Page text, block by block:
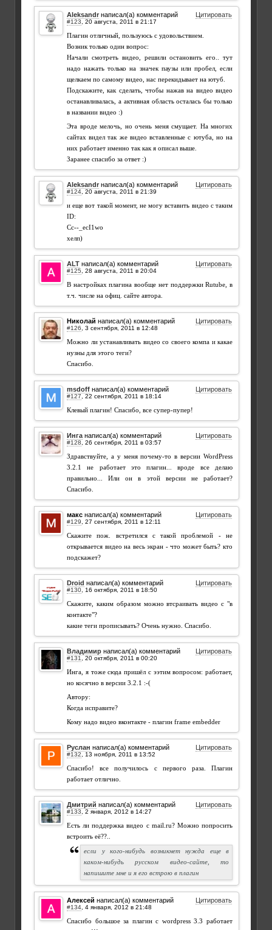
Aleksandr написал(а) комментарий Цитировать
#123
Плагин отличный, пользуюсь с удовольствием.
Возник только один вопрос:
Начали смотреть видео, решили остановить его.. тут
надо нажать только на значек паузы или пробел, если
щелкаем по самому видео, нас перекидывает на ютуб.
Подскажите, как сделать, чтобы нажав на видео видео
останавливалась, а активная область осталась бы только
в названии видео :)
Эта вроде мелочь, но очень меня смущает. На многих
сайтах видел так же видео вставленные с ютуба, но на
них работает именно так как я описал выше.
Заранее спасибо за ответ :)
Aleksandr написал(а) комментарий Цитировать
#124
и еще вот такой момент, не могу вставить видео с таким
ID:
Cc--_ecI1wo
хелп)
ALT написал(а) комментарий Цитировать
#125
В настройках плагина вообще нет поддержки Rutube, в
т.ч. числе на офиц. сайте автора.
Николай написал(а) комментарий Цитировать
#126
Можно ли устанавливать видео со своего компа и какае
нузны для этого теги?
Спасибо.
msdoff написал(а) комментарий Цитировать
#127
Клевый плагин! Спасибо, все супер-пупер!
Инга написал(а) комментарий Цитировать
#128
Здравствуйте, а у меня почему-то в версии WordPress
3.2.1 не работает это плагин... вроде все делаю
правильно... Или он в этой версии не работает?
Спасибо.
макс написал(а) комментарий Цитировать
#129
Скажите пож. встретился с такой проблемой - не
открывается видео на весь экран - что может быть? кто
подскажет?
Droid написал(а) комментарий Цитировать
#130
Скажите, каким образом можно втсраивать видео с "в
контакте"?
какие теги прописывать? Очень нужно. Спасибо.
Владимир написал(а) комментарий Цитировать
#131
Инга, я тоже сюда пришёл с ээтим вопросом: работает,
но косячно в версии 3.2.1 :-(
Автору:
Когда исправите?
Кому надо видео вконтакте - плагин frame embedder
Руслан написал(а) комментарий Цитировать
#132
Спасибо! все получилось с первого раза. Плагин
работает отлично.
Дмитрий написал(а) комментарий Цитировать
#133
Есть ли поддержка видео с mail.ru? Можно попросить
встроить её??..
если у кого-нибудь возникнет нужда еще в
каком-нибудь русском видео-сайте, то
напишите мне и я его встрою в плагин
Алексей написал(а) комментарий Цитировать
#134
Спасибо большое за плагин с wordpress 3.3 работает